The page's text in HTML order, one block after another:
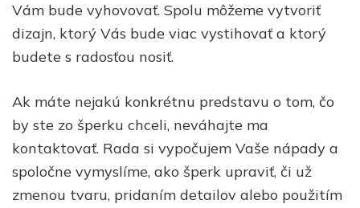
Vám bude vyhovovať. Spolu môžeme vytvoriť
dizajn, ktorý Vás bude viac vystihovať a ktorý
budete s radosťou nosiť.
Ak máte nejakú konkrétnu predstavu o tom, čo
by ste zo šperku chceli, neváhajte ma
kontaktovať. Rada si vypočujem Vaše nápady a
spoločne vymyslíme, ako šperk upraviť, či už
zmenou tvaru, pridaním detailov alebo použitím